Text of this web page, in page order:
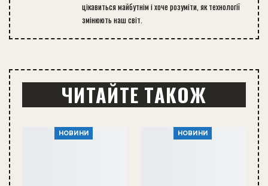
цікавиться майбутнім і хоче розуміти, як технології
змінюють наш світ.
ЧИТАЙТЕ ТАКОЖ
НОВИНИ НОВИНИ